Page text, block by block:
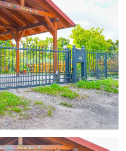
zoom in